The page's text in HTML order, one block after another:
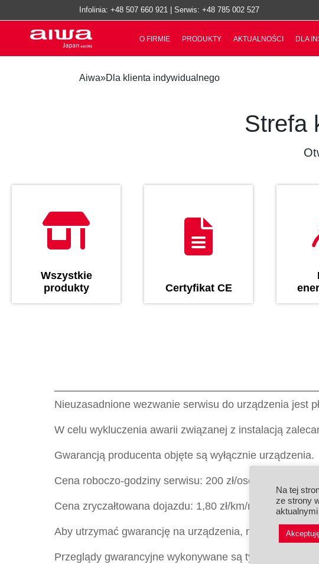
Infolinia:+48 507 660 921 | Serwis:+48 785 002 527
O FIRMIE PRODUKTY AKTUALNOŚCI DLA
Aiwa»Dla klienta indywidualnego
Strefa
Wszystkie
produkty
Certyfikat CE
Nieuzasadnione wezwanie serwisu do urządzenia jest
W celu wykluczenia awarii związanej z instalacją
Gwarancją producenta objęte są wyłącznie urządzenia.
Cena roboczo-godziny serwisu: 200 zł/osoba/netto za
Cena zryczałtowana dojazdu: 1,80 zł/km/netto liczony
Aby utrzymać gwarancję na urządzenia, należy
Przeglądy gwarancyjne wykonywane są tylko na
Na tej
ze strony